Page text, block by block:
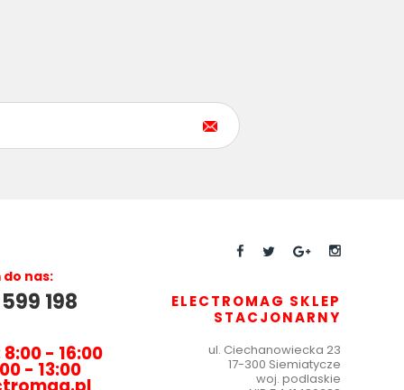
nas:
198
- 16:00
- 13:00
ELECTROMAG SKLEP
STACJONARNY
ul. Ciechanowiecka 23
17-300 Siemiatycze
woj. podlaskie